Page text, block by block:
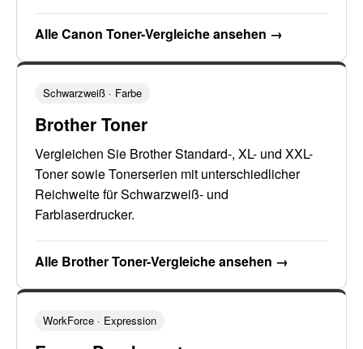
Alle Canon Toner-Vergleiche ansehen →
Schwarzweiß · Farbe
Brother Toner
Vergleichen Sie Brother Standard-, XL- und XXL-
Toner sowie Tonerserien mit unterschiedlicher
Reichweite für Schwarzweiß- und
Farblaserdrucker.
Alle Brother Toner-Vergleiche ansehen →
WorkForce · Expression